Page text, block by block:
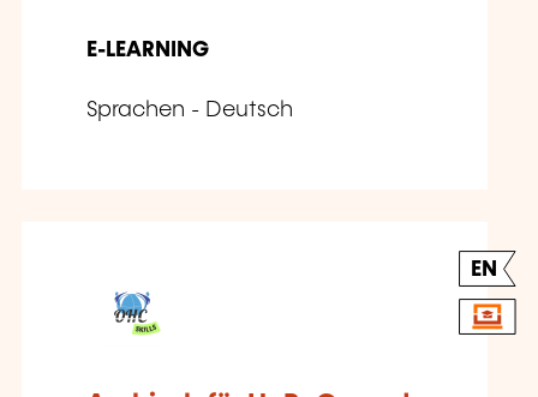
E-LEARNING
Sprachen - Deutsch
EN